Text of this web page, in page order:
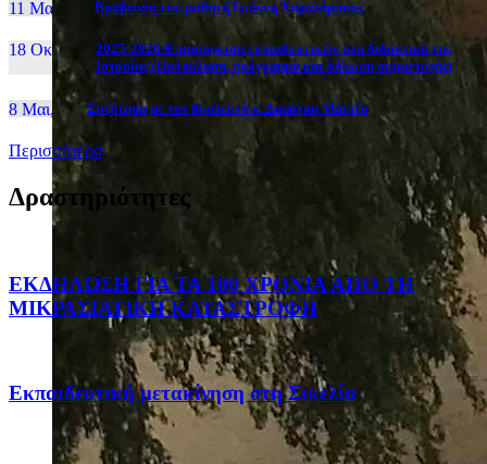
11 Μαι, 26 Βράβευση του μαθητή Ιωάννη Χαραλάμπους
18 Οκτ, 25
2025-2026:Επιμόρφωση εκπαιδευτικών στη διδακτική της
Ιστορίας (Πρόσκληση, πρόγραμμα και δήλωση συμμετοχής)
8 Μαι, 26 Συζήτηση με τον βουλευτή κ. Δημήτρη Μάντζο
Περισσότερα
Δραστηριότητες
ΕΚΔΗΛΩΣΗ ΓΙΑ ΤΑ 100 ΧΡΟΝΙΑ ΑΠΟ ΤΗ
ΜΙΚΡΑΣΙΑΤΙΚΗ ΚΑΤΑΣΤΡΟΦΗ
Eκπαιδευτική μετακίνηση στη Σικελία